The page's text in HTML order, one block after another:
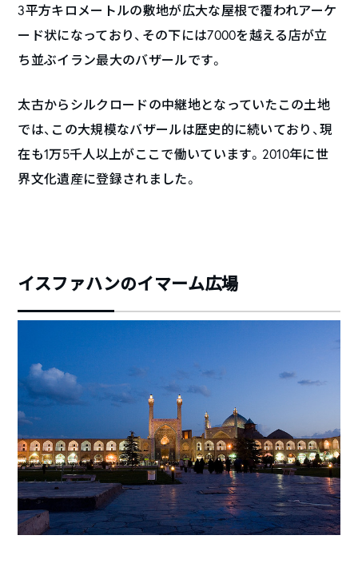
3平方キロメートルの敷地が広大な屋根で覆われアーケ
ード状になっており、その下には7000を越える店が立
ち並ぶイラン最大のバザールです。
太古からシルクロードの中継地となっていたこの土地
では、この大規模なバザールは歴史的に続いており、現
在も1万5千人以上がここで働いています。2010年に世
界文化遺産に登録されました。
イスファハンのイマーム広場